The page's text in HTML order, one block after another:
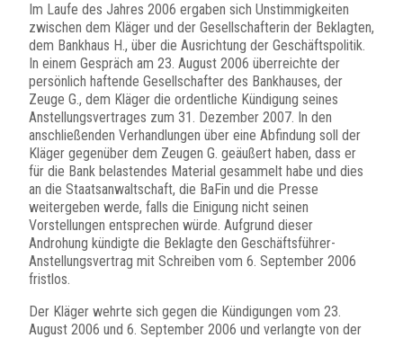
Im Laufe des Jahres 2006 ergaben sich Unstimmigkeiten
zwischen dem Kläger und der Gesellschafterin der Beklagten,
dem Bankhaus H., über die Ausrichtung der Geschäftspolitik.
In einem Gespräch am 23. August 2006 überreichte der
persönlich haftende Gesellschafter des Bankhauses, der
Zeuge G., dem Kläger die ordentliche Kündigung seines
Anstellungsvertrages zum 31. Dezember 2007. In den
anschließenden Verhandlungen über eine Abfindung soll der
Kläger gegenüber dem Zeugen G. geäußert haben, dass er
für die Bank belastendes Material gesammelt habe und dies
an die Staatsanwaltschaft, die BaFin und die Presse
weitergeben werde, falls die Einigung nicht seinen
Vorstellungen entsprechen würde. Aufgrund dieser
Androhung kündigte die Beklagte den Geschäftsführer-
Anstellungsvertrag mit Schreiben vom 6. September 2006
fristlos.
Der Kläger wehrte sich gegen die Kündigungen vom 23.
August 2006 und 6. September 2006 und verlangte von der